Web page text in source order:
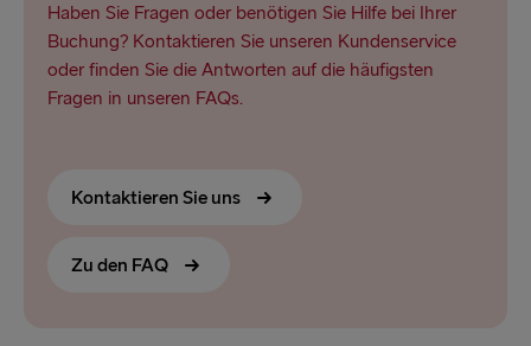
Haben Sie Fragen oder benötigen Sie Hilfe bei Ihrer
Buchung? Kontaktieren Sie unseren Kundenservice
oder finden Sie die Antworten auf die häufigsten
Fragen in unseren FAQs.
Kontaktieren Sie uns
Zu den FAQ